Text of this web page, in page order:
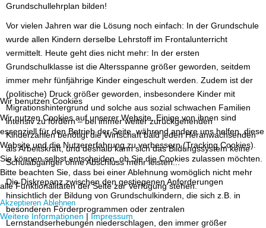
Grundschullehrplan bilden!
Vor vielen Jahren war die Lösung noch einfach: In der Grundschule
wurde allen Kindern derselbe Lehrstoff im Frontalunterricht
vermittelt. Heute geht dies nicht mehr: In der ersten
Grundschulklasse ist die Altersspanne größer geworden, seitdem
immer mehr fünfjährige Kinder eingeschult werden. Zudem ist der
(politische) Druck größer geworden, insbesondere Kinder mit
Migrationshintergrund und solche aus sozial schwachen Familien
intensiv zu fördern – bei immer weiter zurückgehenden
Kinderzahlen benötigt die Wirtschaft bald jeden Heranwachsenden
als Arbeitskraft, und deshalb kann sich das Bildungssystem keine
Schulabgänger ohne Abschluss mehr leisten...
Die Diskrepanz zwischen den gestiegenen Anforderungen
hinsichtlich der Bildung von Grundschulkindern, die sich z.B. in
besonderen Förderprogrammen oder zentralen
Lernstandserhebungen niederschlagen, den immer größer
Wir benutzen Cookies
Wir nutzen Cookies auf unserer Website. Einige von ihnen sind
essenziell für den Betrieb der Seite, während andere uns helfen, diese
Website und die Nutzererfahrung zu verbessern (Tracking Cookies).
Sie können selbst entscheiden, ob Sie die Cookies zulassen möchten.
Bitte beachten Sie, dass bei einer Ablehnung womöglich nicht mehr
alle Funktionalitäten der Seite zur Verfügung stehen.
Akzeptieren Ablehnen
Weitere Informationen | Impressum